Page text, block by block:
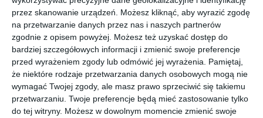
przez skanowanie urządzeń. Możesz kliknąć, aby wyrazić zgodę
na przetwarzanie danych przez nas i naszych partnerów
zgodnie z opisem powyżej. Możesz też uzyskać dostęp do
bardziej szczegółowych informacji i zmienić swoje preferencje
przed wyrażeniem zgody lub odmówić jej wyrażenia. Pamiętaj,
że niektóre rodzaje przetwarzania danych osobowych mogą nie
wymagać Twojej zgody, ale masz prawo sprzeciwić się takiemu
przetwarzaniu. Twoje preferencje będą mieć zastosowanie tylko
do tej witryny. Możesz w dowolnym momencie zmienić swoje
AUTOR:PORTA
DODAJ DO ULUBIONYCH
UDOSTĘPNIJ
Komentarze ZADAJ PYTANIE